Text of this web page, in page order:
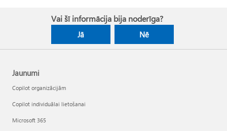
Vai šī informācija bija noderīga?
Jā Nē
Jaunumi
Copilot organizācijām
Copilot individuālai lietošanai
Microsoft 365